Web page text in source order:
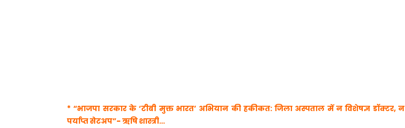
* “भाजपा सरकार के ‘टीबी मुक्त भारत’ अभियान की हकीकत: जिला अस्पताल में न विशेषज्ञ डॉक्टर, न
पर्याप्त सेटअप”- ऋषि शास्त्री…